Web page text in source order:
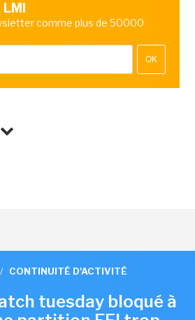
comme plus de 50000
OK
/ CONTINUITÉ D'ACTIVITÉ
tuesday bloqué à